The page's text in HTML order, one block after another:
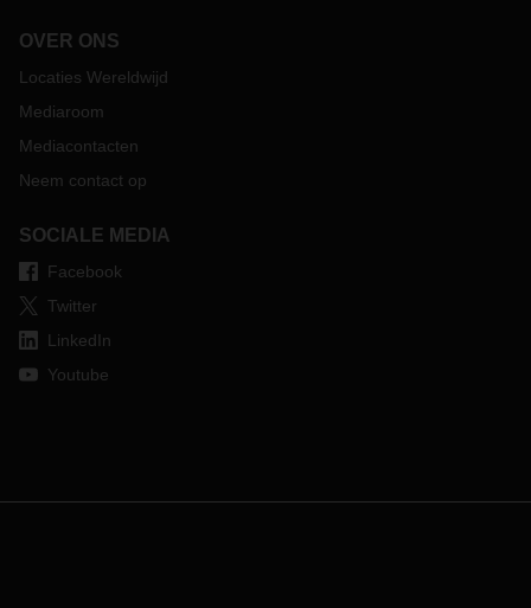
OVER ONS
Locaties Wereldwijd
Mediaroom
Mediacontacten
Neem contact op
SOCIALE MEDIA
Facebook
Twitter
LinkedIn
Youtube